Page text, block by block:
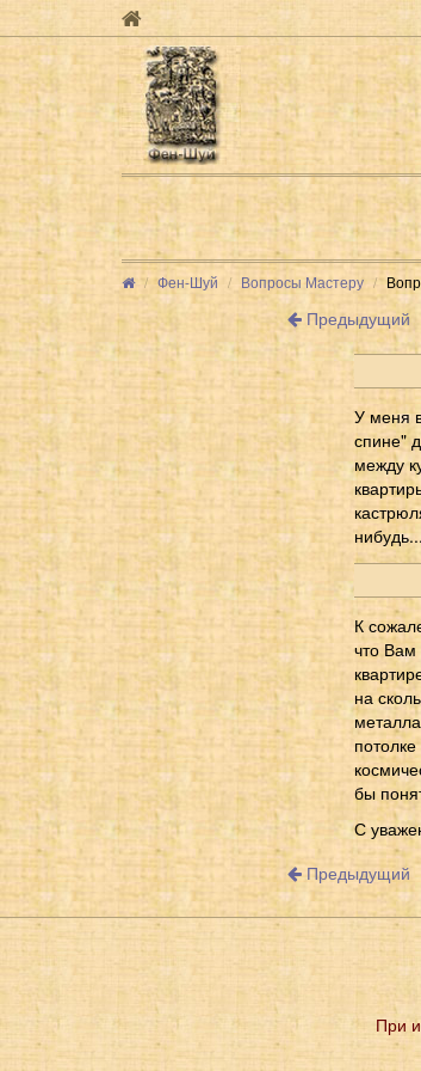
Фен-Шуй Вопросы Мастеру
Предыдущий
У меня
спине"
между
К
что Вам
на
бы
С
Предыдущий
При